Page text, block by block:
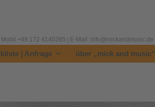
+49 172 4140285 | E-Mail: info@mickandmusic.de
| Anfrage über „mick and music“